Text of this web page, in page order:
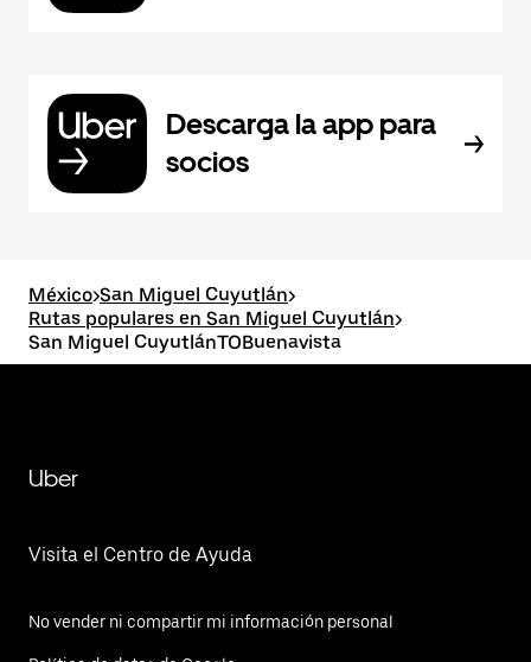
Descarga la app para
socios
México>San Miguel Cuyutlán>
Rutas populares en San Miguel Cuyutlán>
San Miguel CuyutlánTOBuenavista
Uber
Visita el Centro de Ayuda
No vender ni compartir mi información personal